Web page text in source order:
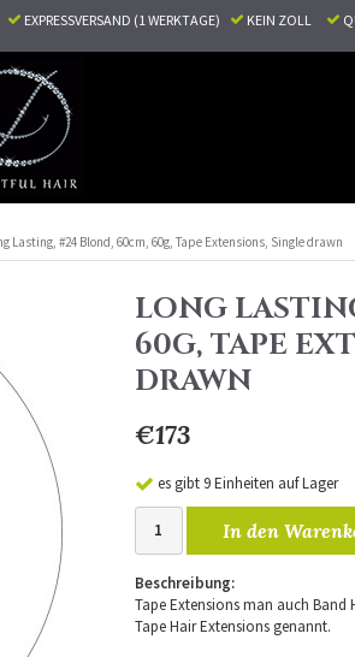
EXPRESSVERSAND (1 WERKTAGE) KEIN ZOLL
Lasting, #24 Blond, 60cm, 60g, Tape Extensions, Single drawn
LONG
60G, TAPE
DRAWN
€173
es gibt 9 Einheiten auf Lager
In den
Beschreibung:
Tape Extensions man auch Band
Tape Hair Extensions genannt.